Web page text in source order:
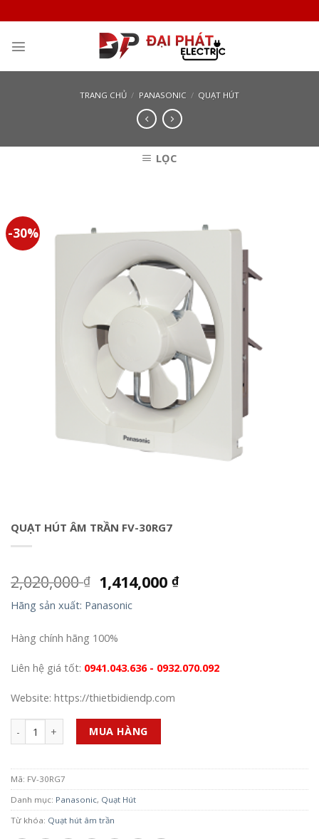
to
content
TRANG CHỦ / PANASONIC / QUẠT HÚT
LỌC
-30%
QUẠT HÚT ÂM TRẦN FV-30RG7
2,020,000₫ 1,414,000₫
Hãng sản xuất: Panasonic
Hàng chính hãng 100%
Liên hệ giá tốt: 0941.043.636 - 0932.070.092
Website: https://thietbidiendp.com
Số lượng MUA HÀNG
Mã: FV-30RG7
Danh mục: Panasonic, Quạt Hút
Từ khóa: Quạt hút âm trần